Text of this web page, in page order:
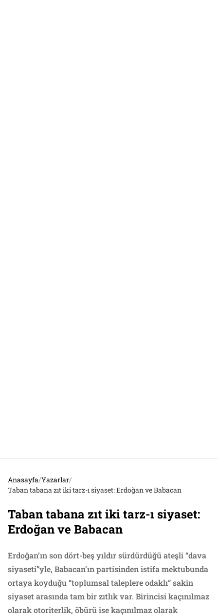
Anasayfa/Yazarlar/
Taban tabana zıt iki tarz-ı siyaset: Erdoğan ve Babacan
Taban tabana zıt iki tarz-ı siyaset:
Erdoğan ve Babacan
Erdoğan’ın son dört-beş yıldır sürdürdüğü ateşli “dava
siyaseti”yle, Babacan’ın partisinden istifa mektubunda
ortaya koyduğu “toplumsal taleplere odaklı” sakin
siyaset arasında tam bir zıtlık var. Birincisi kaçınılmaz
olarak otoriterlik, öbürü ise kaçınılmaz olarak